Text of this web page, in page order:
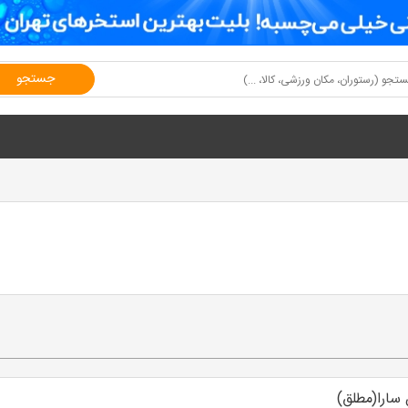
جستجو
سارا(مطلق)